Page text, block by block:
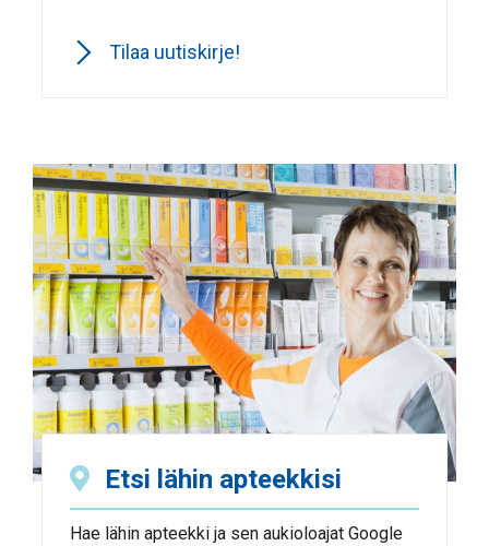
Tilaa uutiskirje!
Etsi lähin apteekkisi
Hae lähin apteekki ja sen aukioloajat Google